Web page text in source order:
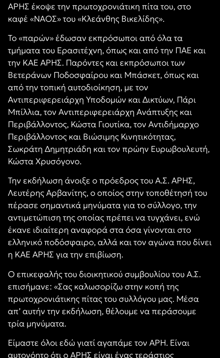
ΑΡΗΣ έκοψε την πρωτοχρονιάτικη πίτα του, στο
καφέ «ΝΑΟΣ» του «Κλεάνθης Βικελίδης».
Το «παρών» έδωσαν εκπρόσωποι από όλα τα
τμήματα του Ερασιτέχνη, όπως και από την ΠΑΕ και
την ΚΑΕ ΑΡΗΣ. Παρόντες και εκπρόσωποι των
Βετεράνων Ποδοσφαίρου και Μπάσκετ, όπως και
από την τοπική αυτοδιοίκηση, με τον
Αντιπεριφερειάρχη Υποδομών και Δικτύων, Πάρι
Μπίλλια, τον Αντιπεριφερειάρχη Ανάπτυξης και
Περιβάλλοντος, Κώστα Γιουτίκα, τον Αντιδήμαρχο
Περιβάλλοντος και Βιώσιμης Κινητικότητας,
Σωκράτη Δημητριάδη και τον πρώην Ευρωβουλευτή,
Κώστα Χρυσόγονο.
Την εκδήλωση άνοιξε ο πρόεδρος του Α.Σ. ΑΡΗΣ,
Λευτέρης Αρβανίτης, ο οποίος στην τοποθέτησή του
πέρασε σημαντικά μηνύματα για το σύλλογο, την
αντιμετώπιση της οποίας πρέπει να τυγχάνει, ενώ
έκανε ιδιαίτερη αναφορά στα όσα γίνονται στο
ελληνικό ποδόσφαιρο, αλλά και τον αγώνα που δίνει
η ΚΑΕ ΑΡΗΣ για την επιβίωση.
Ο επικεφαλής του διοικητικού συμβουλίου του Α.Σ.
επισήμανε: «Σας καλωσορίζω στην κοπή της
πρωτοχρονιάτικης πίτας του συλλόγου μας. Μέσα
απ’ αυτήν την εκδήλωση, θέλουμε να περάσουμε
τρία μηνύματα.
Είμαστε όλοι εδώ γιατί αγαπάμε τον ΑΡΗ. Είναι
αυτονόητο ότι ο ΑΡΗΣ είναι ένας τεράστιος